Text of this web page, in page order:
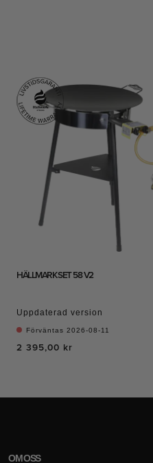
HÄLLMARK SET 58 V2
Uppdaterad version
Förväntas 2026-08-11
2 395,00 kr
OM OSS